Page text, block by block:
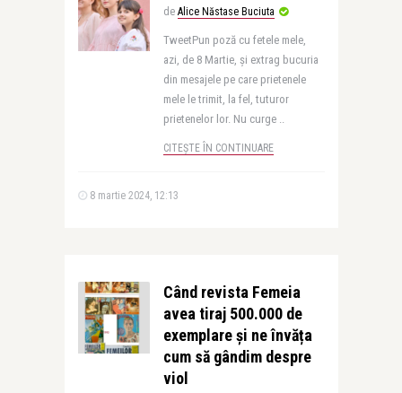
de Alice Năstase Buciuta
TweetPun poză cu fetele mele,
azi, de 8 Martie, și extrag bucuria
din mesajele pe care prietenele
mele le trimit, la fel, tuturor
prietenelor lor. Nu curge ..
CITEȘTE ÎN CONTINUARE
8 martie 2024, 12:13
Când revista Femeia
avea tiraj 500.000 de
exemplare și ne învăța
cum să gândim despre
viol